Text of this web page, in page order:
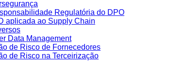
Regulatória do DPO
aplicada ao Supply Chain
Data Management
de Risco de Fornecedores
de Risco na Terceirização